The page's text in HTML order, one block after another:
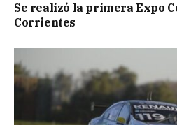
Se realizó la primera Expo
Corrientes